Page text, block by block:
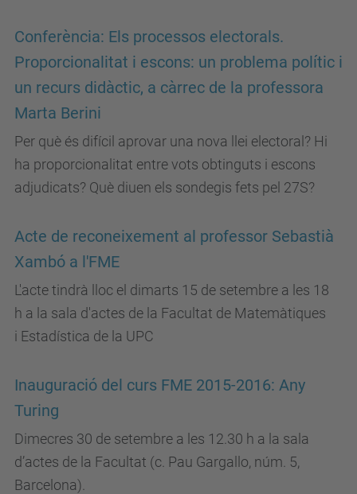
Conferència: Els processos electorals.
Proporcionalitat i escons: un problema polític i
un recurs didàctic, a càrrec de la professora
Marta Berini
Per què és difícil aprovar una nova llei electoral? Hi
ha proporcionalitat entre vots obtinguts i escons
adjudicats? Què diuen els sondegis fets pel 27S?
Acte de reconeixement al professor Sebastià
Xambó a l'FME
L'acte tindrà lloc el dimarts 15 de setembre a les 18
h a la sala d'actes de la Facultat de Matemàtiques
i Estadística de la UPC
Inauguració del curs FME 2015-2016: Any
Turing
Dimecres 30 de setembre a les 12.30 h a la sala
d’actes de la Facultat (c. Pau Gargallo, núm. 5,
Barcelona).